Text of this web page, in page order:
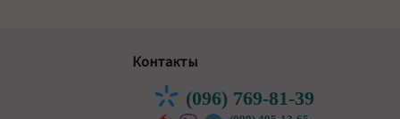
Контакты
(096) 769-81-39